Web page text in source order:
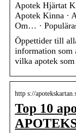
Apotek Hjärtat
Apotek Kinna ·
Om… ·
Öppettider till
information som
vilka apotek
http s://
Top 10